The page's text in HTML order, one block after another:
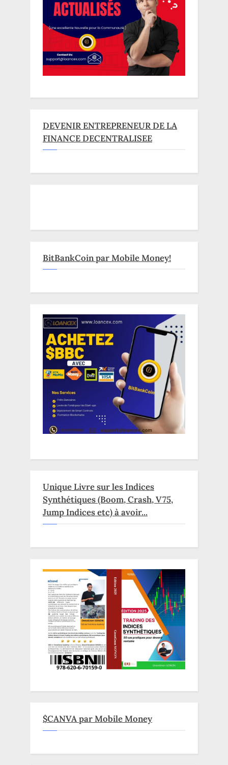
DEVENIR ENTREPRENEUR DE LA
FINANCE DECENTRALISEE
BitBankCoin par Mobile Money!
Unique Livre sur les Indices
Synthétiques (Boom, Crash, V75,
Jump Indices etc) à avoir...
$CANVA par Mobile Money